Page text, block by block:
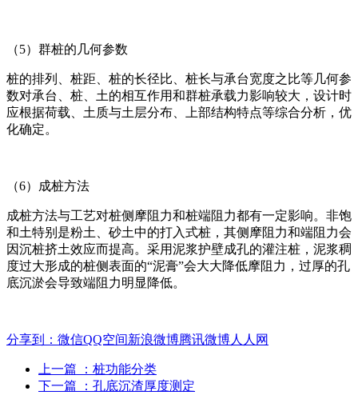
（5）群桩的几何参数
桩的排列、桩距、桩的长径比、桩长与承台宽度之比等几何参
数对承台、桩、土的相互作用和群桩承载力影响较大，设计时
应根据荷载、土质与土层分布、上部结构特点等综合分析，优
化确定。
（6）成桩方法
成桩方法与工艺对桩侧摩阻力和桩端阻力都有一定影响。非饱
和土特别是粉土、砂土中的打入式桩，其侧摩阻力和端阻力会
因沉桩挤土效应而提高。采用泥浆护壁成孔的灌注桩，泥浆稠
度过大形成的桩侧表面的“泥膏”会大大降低摩阻力，过厚的孔
底沉淤会导致端阻力明显降低。
分享到： 微信QQ空间新浪微博腾讯微博人人网
上一篇
：桩功能分类
下一篇
：孔底沉渣厚度测定